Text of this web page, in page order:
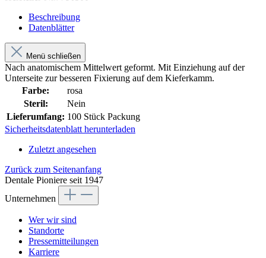
Beschreibung
Datenblätter
Menü schließen
Nach anatomischem Mittelwert geformt. Mit Einziehung auf der
Unterseite zur besseren Fixierung auf dem Kieferkamm.
Farbe:
rosa
Steril:
Nein
Lieferumfang: 100 Stück Packung
Sicherheitsdatenblatt herunterladen
Zuletzt angesehen
Zurück zum Seitenanfang
Dentale Pioniere seit 1947
Unternehmen
Wer wir sind
Standorte
Pressemitteilungen
Karriere